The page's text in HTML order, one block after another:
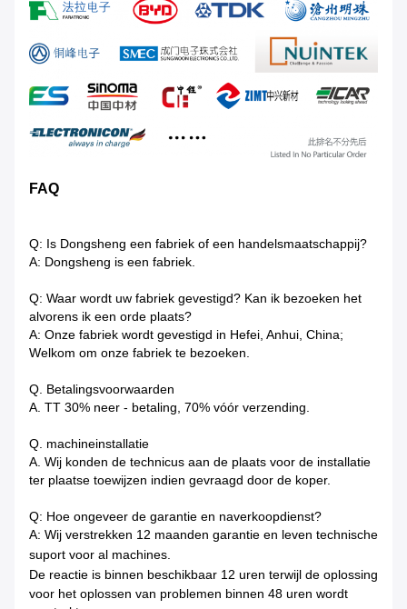
FAQ
Q: Is Dongsheng een fabriek of een handelsmaatschappij?
A: Dongsheng is een fabriek.
Q: Waar wordt uw fabriek gevestigd? Kan ik bezoeken het
alvorens ik een orde plaats?
A: Onze fabriek wordt gevestigd in Hefei, Anhui, China;
Welkom om onze fabriek te bezoeken.
Q. Betalingsvoorwaarden
A. TT 30% neer - betaling, 70% vóór verzending.
Q. machineinstallatie
A. Wij konden de technicus aan de plaats voor de installatie
ter plaatse toewijzen indien gevraagd door de koper.
Q: Hoe ongeveer de garantie en naverkoopdienst?
A: Wij verstrekken 12 maanden garantie en leven technische
suport voor al machines.
De reactie is binnen beschikbaar 12 uren terwijl de oplossing
voor het oplossen van problemen binnen 48 uren wordt